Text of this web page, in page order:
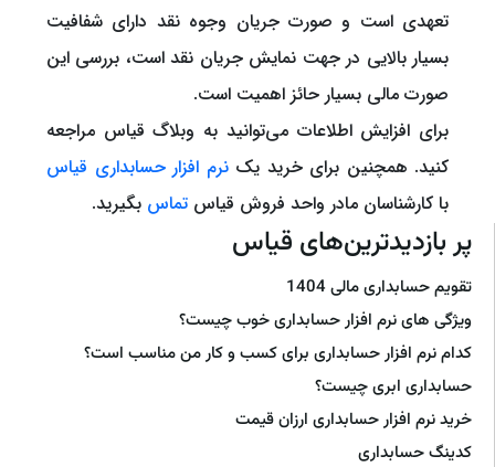
تعهدی است و صورت جریان وجوه نقد دارای شفافیت
بسیار بالایی در جهت نمایش جریان نقد است، بررسی این
صورت مالی بسیار حائز اهمیت است.
برای افزایش اطلاعات می‌توانید به وبلاگ قیاس مراجعه
کنید. همچنین برای خرید یکنرم افزار حسابداری قیاس
با کارشناسان مادر واحد فروش قیاس تماس بگیرید.
پر بازدیدترین‌های قیاس
تقویم حسابداری مالی 1404
ویژگی های نرم افزار حسابداری خوب چیست؟
کدام نرم افزار حسابداری برای کسب و کار من مناسب است؟
حسابداری ابری چیست؟
خرید نرم افزار حسابداری ارزان قیمت
کدینگ حسابداری